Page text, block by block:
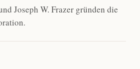
Joseph W. Frazer gründen die